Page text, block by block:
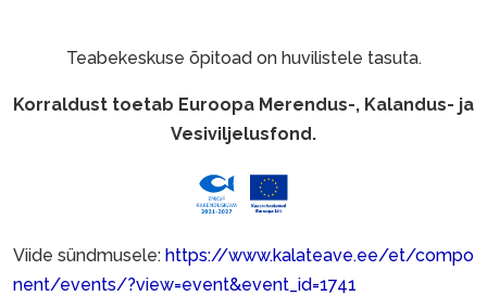
Teabekeskuse õpitoad on huvilistele tasuta.
Korraldust toetab Euroopa Merendus-, Kalandus- ja
Vesiviljelusfond.
Viide sündmusele: https://www.kalateave.ee/et/compo
nent/events/?view=event&event_id=1741